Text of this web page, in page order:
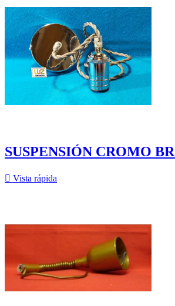
SUSPENSIÓN CROMO
 Vista rápida